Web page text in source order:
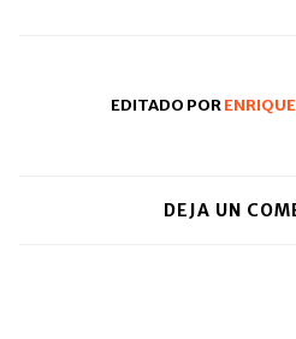
EDITADO POR
DEJA UN